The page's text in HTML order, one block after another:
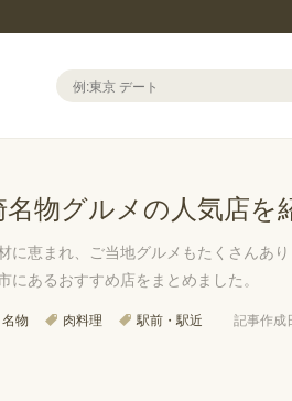
物グルメの人気店を
恵まれ、ご当地グルメもたくさんあ
あるおすすめ店をまとめました。
名物 肉料理 駅前・駅近 記事作成